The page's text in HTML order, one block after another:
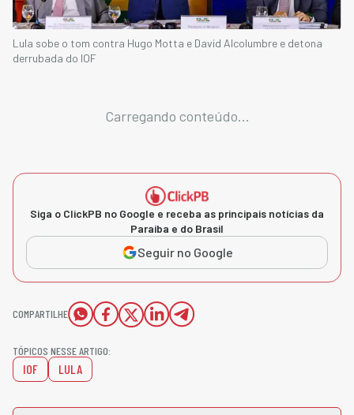
Lula sobe o tom contra Hugo Motta e David Alcolumbre e detona
derrubada do IOF
Carregando conteúdo...
Siga o ClickPB no Google e receba as principais notícias da
Paraíba e do Brasil
Seguir no Google
COMPARTILHE
TÓPICOS NESSE ARTIGO:
IOF LULA